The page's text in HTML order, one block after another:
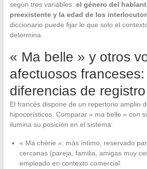
según tres variables: el género del
preexistente y la edad de los
diccionario puede fijar lo que solo el
determina.
« Ma belle » y otros
afectuosos franceses:
diferencias de registro
El francés dispone de un repertorio amplio
hipocorísticos. Comparar « ma belle » con
ilumina su posición en el sistema:
« Ma chérie »: más íntimo, reservado
cercanas (pareja, familia, amigas muy
empleado en contexto comercial.